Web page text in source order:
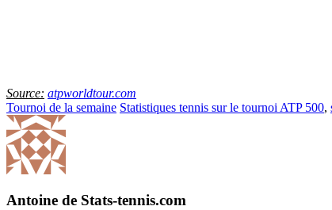
Source: atpworldtour.com
Tournoi de la semaine Statistiques tennis sur le tournoi ATP 500,
Antoine de Stats-tennis.com